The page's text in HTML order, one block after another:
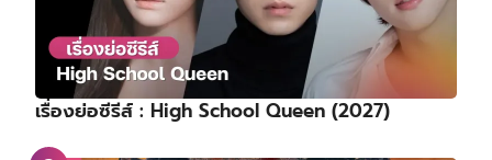
เรื่องย่อซีรีส์ : High School Queen (2027)